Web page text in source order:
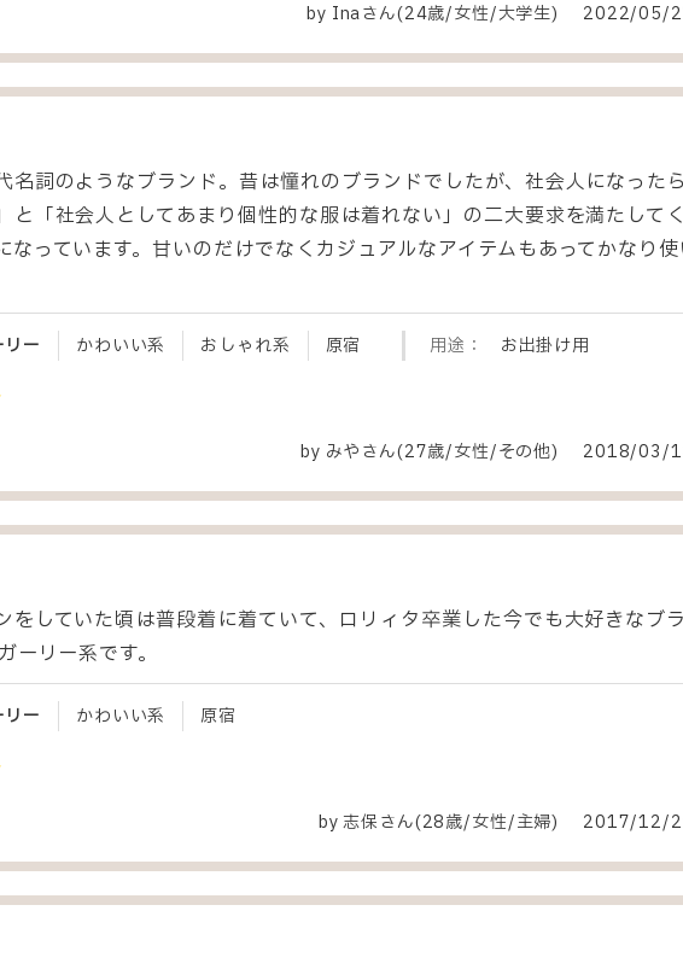
by Inaさん(24歳/女性/大学生) 2022/05/
名詞のようなブランド。昔は憧れのブランドでしたが、社会人になったら
と「社会人としてあまり個性的な服は着れない」の二大要求を満たしてく
なっています。甘いのだけでなくカジュアルなアイテムもあってかなり
ー かわいい系 おしゃれ系 原宿 用途： お出掛け用
by みやさん(27歳/女性/その他) 2018/03/
をしていた頃は普段着に着ていて、ロリィタ卒業した今でも大好きなブラ
ーリー系です。
ー かわいい系 原宿
by志保さん(28歳/女性/主婦) 2017/12/